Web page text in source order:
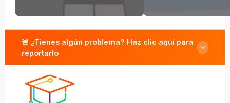
🚨 ¿Tienes algún problema? Haz clic aquí para
reportarlo
Reportar un problema